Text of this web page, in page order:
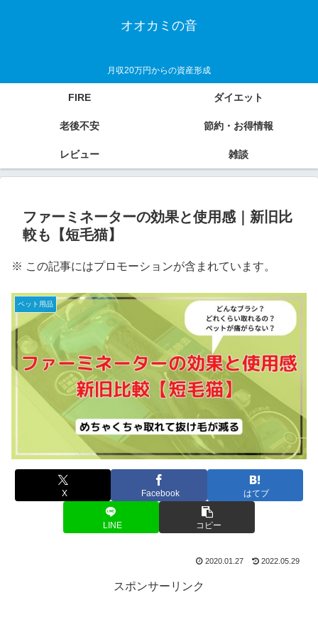
オオカミの音
月収20万円からの資産形成
FIRE ダイエット
老後不安 節約・お得情報
レビュー 雑談
ファーミネーターの効果と使用感｜新旧比
較も【短毛猫】
※ この記事にはプロモーションが含まれています。
ペット用品
X Facebook はてブ
LINE コピー
2020.01.27 2022.05.29
スポンサーリンク